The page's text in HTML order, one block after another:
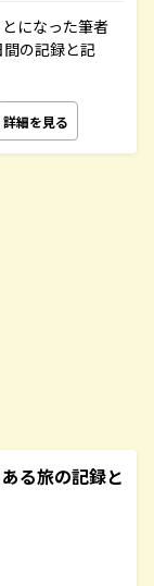
になった筆者
の記録と記
詳細を見る
る旅の記録と